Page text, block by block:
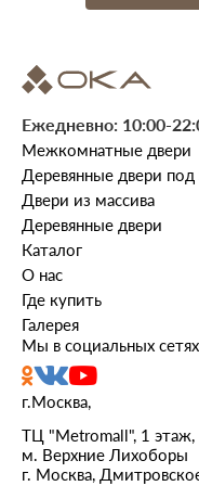
Ежедневно: 10:00-
г.Москва,
ТЦ "Metromall", 1 этаж,
м. Верхние Лихоборы
г. Москва,
Межкомнатные двери
Деревянные двери под
Двери из массива
Деревянные двери
Каталог
О нас
Где купить
Галерея
Мы в социальных